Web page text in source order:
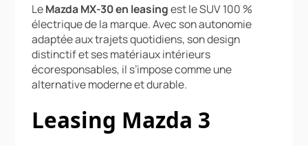
LeMazda MX-30 en leasingest le SUV 100 %
électrique de la marque. Avec son autonomie
adaptée aux trajets quotidiens, son design
distinctif et ses matériaux intérieurs
écoresponsables, il s’impose comme une
alternative moderne et durable.
Leasing Mazda 3